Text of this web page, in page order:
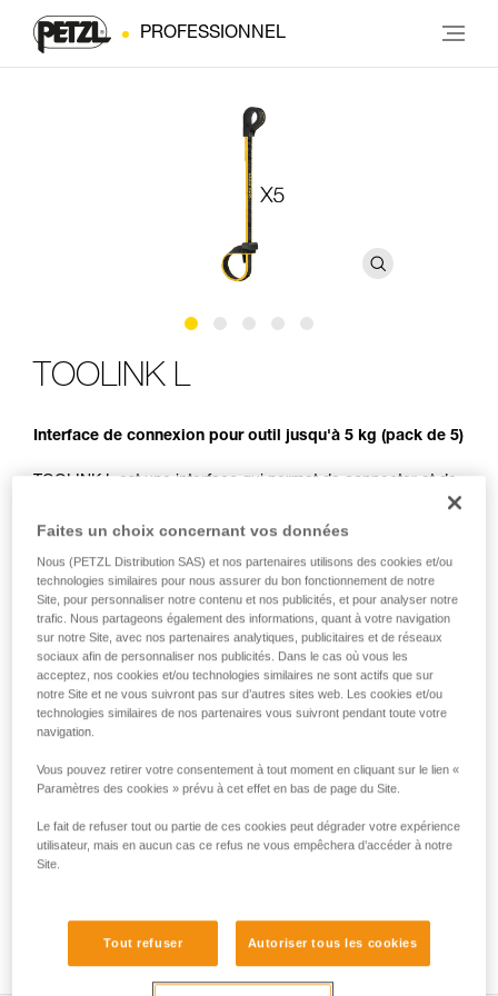
PROFESSIONNEL
TOOLINK L
Interface de connexion pour outil jusqu'à 5 kg (pack de 5)
TOOLINK L est une interface qui permet de connecter et de
hauteur. Son point de connexion ergonomique permet un
facilitées.
Achetez en ligne
HOW TO Use our solutions for dropped tool
prevention
Faites un choix concernant vos données
Nous (PETZL Distribution SAS) et nos partenaires utilisons des cookies et/ou
technologies similaires pour nous assurer du bon fonctionnement de notre
Site, pour personnaliser notre contenu et nos publicités, et pour analyser notre
trafic. Nous partageons également des informations, quant à votre navigation
sur notre Site, avec nos partenaires analytiques, publicitaires et de réseaux
sociaux afin de personnaliser nos publicités. Dans le cas où vous les
acceptez, nos cookies et/ou technologies similaires ne sont actifs que sur
notre Site et ne vous suivront pas sur d’autres sites web. Les cookies et/ou
technologies similaires de nos partenaires vous suivront pendant toute votre
navigation.
Vous pouvez retirer votre consentement à tout moment en cliquant sur le lien «
Paramètres des cookies » prévu à cet effet en bas de page du Site.
Le fait de refuser tout ou partie de ces cookies peut dégrader votre expérience
utilisateur, mais en aucun cas ce refus ne vous empêchera d’accéder à notre
Site.
Tout refuser Autoriser tous les cookies